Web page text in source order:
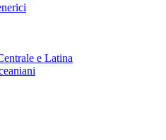
e Latina